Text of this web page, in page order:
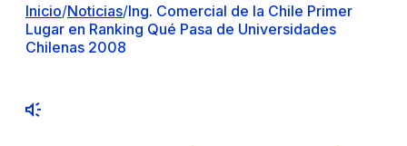
Inicio/Noticias/Ing. Comercial de la Chile Primer
Lugar en Ranking Qué Pasa de Universidades
Chilenas 2008